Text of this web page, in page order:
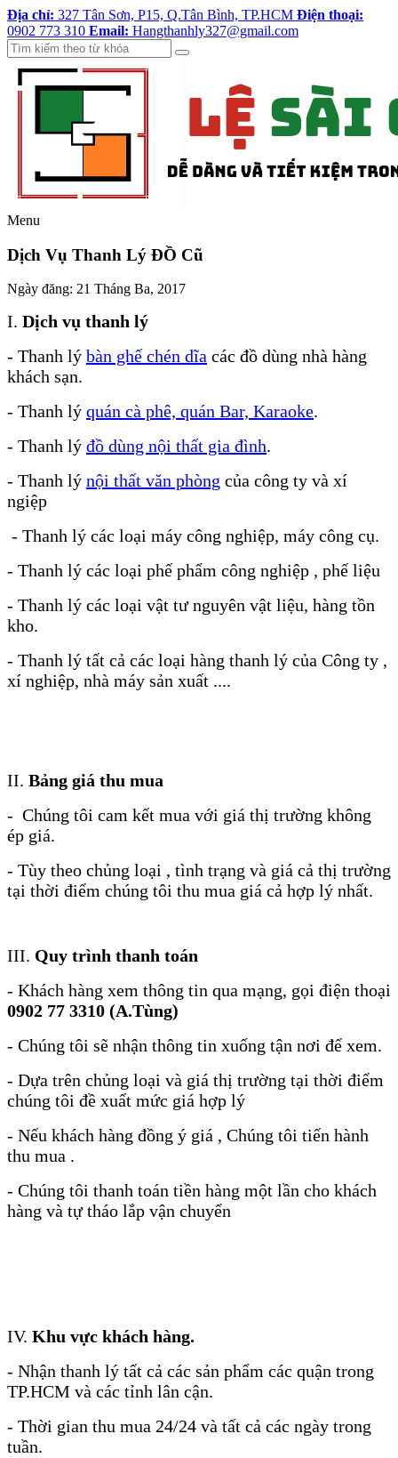
Địa chỉ: 327 Tân Sơn, P15, Q.Tân Bình, TP.HCM Điện thoại:
0902 773 310 Email: Hangthanhly327@gmail.com
Menu
Dịch Vụ Thanh Lý ĐỒ Cũ
Ngày đăng: 21 Tháng Ba, 2017
I. Dịch vụ thanh lý
- Thanh lý bàn ghế chén dĩa các đồ dùng nhà hàng
khách sạn.
- Thanh lý quán cà phê, quán Bar, Karaoke.
- Thanh lý đồ dùng nội thất gia đình.
- Thanh lý nội thất văn phòng của công ty và xí
ngiệp
- Thanh lý các loại máy công nghiệp, máy công cụ.
- Thanh lý các loại phế phẩm công nghiệp , phế liệu
- Thanh lý các loại vật tư nguyên vật liệu, hàng tồn
kho.
- Thanh lý tất cả các loại hàng thanh lý của Công ty ,
xí nghiệp, nhà máy sản xuất ....
II. Bảng giá thu mua
- Chúng tôi cam kết mua với giá thị trường không
ép giá.
- Tùy theo chủng loại , tình trạng và giá cả thị trường
tại thời điểm chúng tôi thu mua giá cả hợp lý nhất.
III. Quy trình thanh toán
- Khách hàng xem thông tin qua mạng, gọi điện thoại
0902 77 3310 (A.Tùng)
- Chúng tôi sẽ nhận thông tin xuống tận nơi để xem.
- Dựa trên chủng loại và giá thị trường tại thời điểm
chúng tôi đề xuất mức giá hợp lý
- Nếu khách hàng đồng ý giá , Chúng tôi tiến hành
thu mua .
- Chúng tôi thanh toán tiền hàng một lần cho khách
hàng và tự tháo lắp vận chuyển
IV. Khu vực khách hàng.
- Nhận thanh lý tất cả các sản phẩm các quận trong
TP.HCM và các tỉnh lân cận.
- Thời gian thu mua 24/24 và tất cả các ngày trong
tuần.